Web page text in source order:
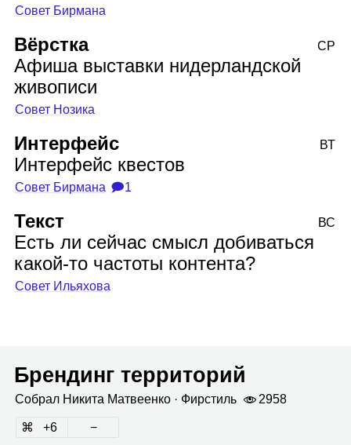
Совет Бирмана
Вёрстка
Афиша выставки нидерландской
живописи
Совет Нозика
СР
Интерфейс
Интерфейс квестов
Совет Бирмана 🗩1
ВТ
Текст
Есть ли сейчас смысл добиваться
какой‑то частоты контента?
Совет Ильяхова
ВС
Брендинг территорий
Собрал Никита Мат­ве­енко· Фир­стиль 2958
6